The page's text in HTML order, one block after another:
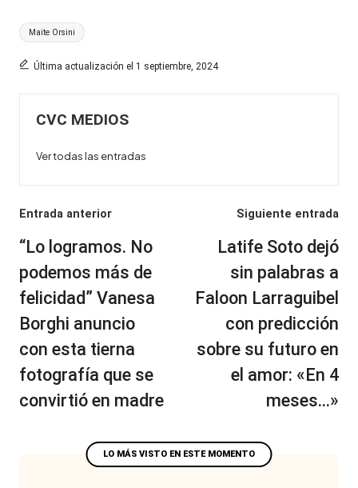
Etiquetas:
Maite Orsini
Última actualización el 1 septiembre, 2024
CVC MEDIOS
Ver todas las entradas
Navegación
de
entradas
Entrada anterior
“Lo logramos. No
podemos más de
felicidad” Vanesa
Borghi anuncio
con esta tierna
fotografía que se
convirtió en madre
Siguiente entrada
Latife Soto dejó
sin palabras a
Faloon Larraguibel
con predicción
sobre su futuro en
el amor: «En 4
meses…»